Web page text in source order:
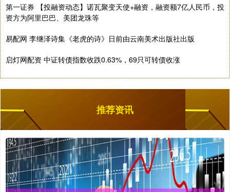
第一证券 【投融资动态】诺瓦聚变天使+融资，融资额7亿人民币，投
资方为阿里巴巴、美团龙珠等
易配网 李继泽诗集《老虎的诗》日前由云南美术出版社出版
启灯网配资 中证转债指数收跌0.63%，69只可转债收涨
推荐资讯